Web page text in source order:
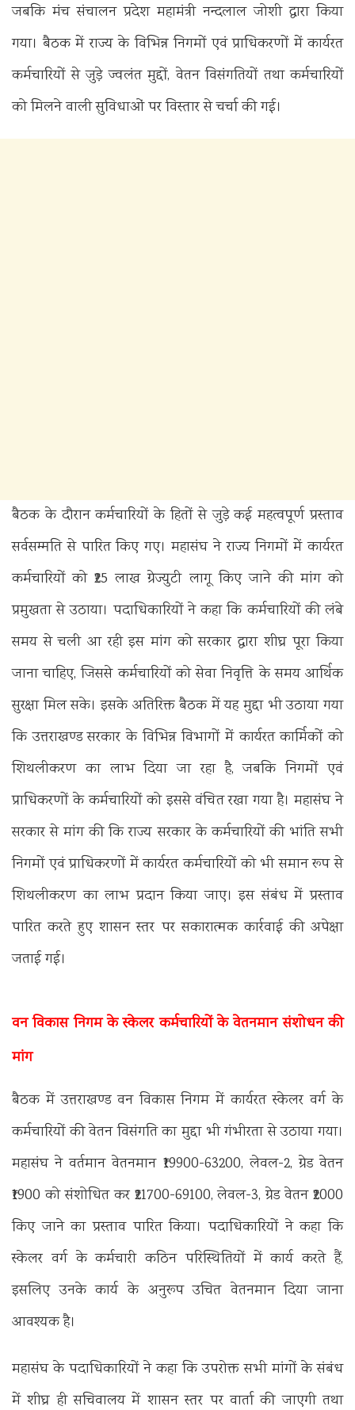
जबकि मंच संचालन प्रदेश महामंत्री नन्दलाल जोशी द्वारा किया
गया। बैठक में राज्य के विभिन्न निगमों एवं प्राधिकरणों में कार्यरत
कर्मचारियों से जुड़े ज्वलंत मुद्दों, वेतन विसंगतियों तथा कर्मचारियों
को मिलने वाली सुविधाओं पर विस्तार से चर्चा की गई।
बैठक के दौरान कर्मचारियों के हितों से जुड़े कई महत्वपूर्ण प्रस्ताव
सर्वसम्मति से पारित किए गए। महासंघ ने राज्य निगमों में कार्यरत
कर्मचारियों को ₹25 लाख ग्रेज्युटी लागू किए जाने की मांग को
प्रमुखता से उठाया। पदाधिकारियों ने कहा कि कर्मचारियों की लंबे
समय से चली आ रही इस मांग को सरकार द्वारा शीघ्र पूरा किया
जाना चाहिए, जिससे कर्मचारियों को सेवा निवृत्ति के समय आर्थिक
सुरक्षा मिल सके। इसके अतिरिक्त बैठक में यह मुद्दा भी उठाया गया
कि उत्तराखण्ड सरकार के विभिन्न विभागों में कार्यरत कार्मिकों को
शिथलीकरण का लाभ दिया जा रहा है, जबकि निगमों एवं
प्राधिकरणों के कर्मचारियों को इससे वंचित रखा गया है। महासंघ ने
सरकार से मांग की कि राज्य सरकार के कर्मचारियों की भांति सभी
निगमों एवं प्राधिकरणों में कार्यरत कर्मचारियों को भी समान रूप से
शिथलीकरण का लाभ प्रदान किया जाए। इस संबंध में प्रस्ताव
पारित करते हुए शासन स्तर पर सकारात्मक कार्रवाई की अपेक्षा
जताई गई।
वन विकास निगम के स्केलर कर्मचारियों के वेतनमान संशोधन की
मांग
बैठक में उत्तराखण्ड वन विकास निगम में कार्यरत स्केलर वर्ग के
कर्मचारियों की वेतन विसंगति का मुद्दा भी गंभीरता से उठाया गया।
महासंघ ने वर्तमान वेतनमान ₹19900-63200, लेवल-2, ग्रेड वेतन
₹1900 को संशोधित कर ₹21700-69100, लेवल-3, ग्रेड वेतन ₹2000
किए जाने का प्रस्ताव पारित किया। पदाधिकारियों ने कहा कि
स्केलर वर्ग के कर्मचारी कठिन परिस्थितियों में कार्य करते हैं,
इसलिए उनके कार्य के अनुरूप उचित वेतनमान दिया जाना
आवश्यक है।
महासंघ के पदाधिकारियों ने कहा कि उपरोक्त सभी मांगों के संबंध
में शीघ्र ही सचिवालय में शासन स्तर पर वार्ता की जाएगी तथा